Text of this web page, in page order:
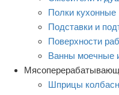
Полки кухонные
Подставки и
Поверхности
Ванны моечные
Шприцы